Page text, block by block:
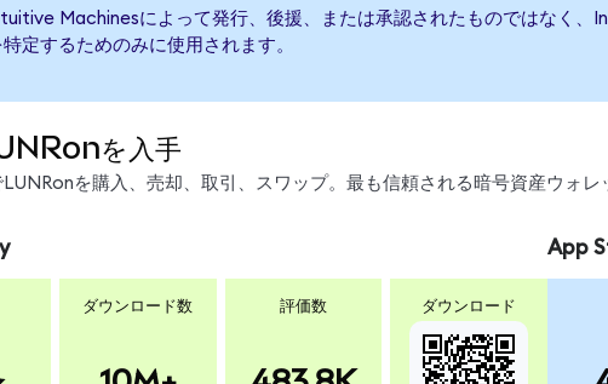
Machinesによって発行、後援、または承認されたものではなく
定するためのみに使用されます。
を入手
を購入、売却、取引、スワップ。最も信頼される暗号資産ウォレ
ダウンロード数 評価数 ダウンロード
App